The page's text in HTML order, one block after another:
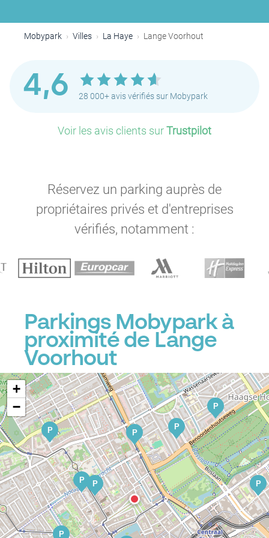
Mobypark Villes La Haye Lange Voorhout
4,6 28 000+ avis vérifiés sur Mobypark
Voir les avis clients surTrustpilot
Réservez un parking auprès de
propriétaires privés et d'entreprises
vérifiés, notamment :
Parkings Mobypark à
proximité de Lange
Voorhout
P
P
P
P
P
P
P
P
P
+
−